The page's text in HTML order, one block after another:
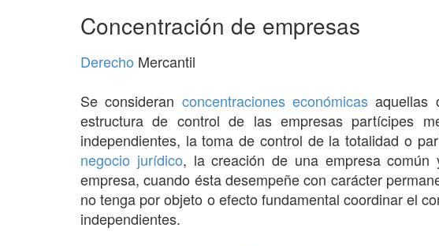
Concentración de empresas
Derecho Mercantil
Se consideran concentraciones económicas aquellas
estructura de control de las empresas partícipes
independientes, la toma de control de la totalidad o
negocio jurídico, la creación de una empresa
empresa, cuando ésta desempeñe con carácter
no tenga por objeto o efecto fundamental coordinar el
independientes.